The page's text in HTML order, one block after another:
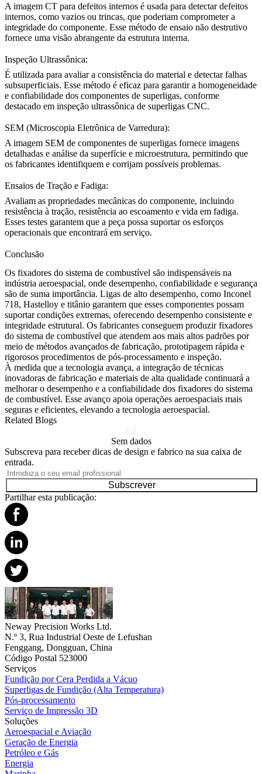
A imagem CT para defeitos internos é usada para detectar defeitos
internos, como vazios ou trincas, que poderiam comprometer a
integridade do componente. Esse método de ensaio não destrutivo
fornece uma visão abrangente da estrutura interna.
Inspeção Ultrassônica:
É utilizada para avaliar a consistência do material e detectar falhas
subsuperficiais. Esse método é eficaz para garantir a homogeneidade
e confiabilidade dos componentes de superligas, conforme
destacado em inspeção ultrassônica de superligas CNC.
SEM (Microscopia Eletrônica de Varredura):
A imagem SEM de componentes de superligas fornece imagens
detalhadas e análise da superfície e microestrutura, permitindo que
os fabricantes identifiquem e corrijam possíveis problemas.
Ensaios de Tração e Fadiga:
Avaliam as propriedades mecânicas do componente, incluindo
resistência à tração, resistência ao escoamento e vida em fadiga.
Esses testes garantem que a peça possa suportar os esforços
operacionais que encontrará em serviço.
Conclusão
Os fixadores do sistema de combustível são indispensáveis na
indústria aeroespacial, onde desempenho, confiabilidade e segurança
são de suma importância. Ligas de alto desempenho, como Inconel
718, Hastelloy e titânio garantem que esses componentes possam
suportar condições extremas, oferecendo desempenho consistente e
integridade estrutural. Os fabricantes conseguem produzir fixadores
do sistema de combustível que atendem aos mais altos padrões por
meio de métodos avançados de fabricação, prototipagem rápida e
rigorosos procedimentos de pós-processamento e inspeção.
À medida que a tecnologia avança, a integração de técnicas
inovadoras de fabricação e materiais de alta qualidade continuará a
melhorar o desempenho e a confiabilidade dos fixadores do sistema
de combustível. Esse avanço apoia operações aeroespaciais mais
seguras e eficientes, elevando a tecnologia aeroespacial.
Related Blogs
Sem dados
Subscreva para receber dicas de design e fabrico na sua caixa de
entrada.
Subscrever
Partilhar esta publicação:
Neway Precision Works Ltd.
N.º 3, Rua Industrial Oeste de Lefushan
Fenggang, Dongguan, China
Código Postal 523000
Serviços
Fundição por Cera Perdida a Vácuo
Superligas de Fundição (Alta Temperatura)
Pós-processamento
Serviço de Impressão 3D
Soluções
Aeroespacial e Aviação
Geração de Energia
Petróleo e Gás
Energia